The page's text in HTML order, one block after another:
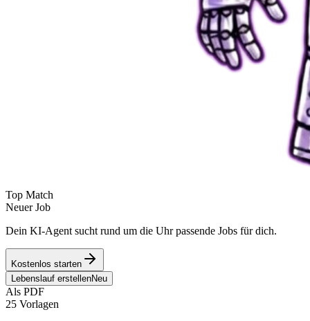
Top Match
Neuer Job
Dein KI-Agent sucht rund um die Uhr passende Jobs für dich.
Kostenlos starten
Lebenslauf erstellenNeu
Als PDF
25 Vorlagen